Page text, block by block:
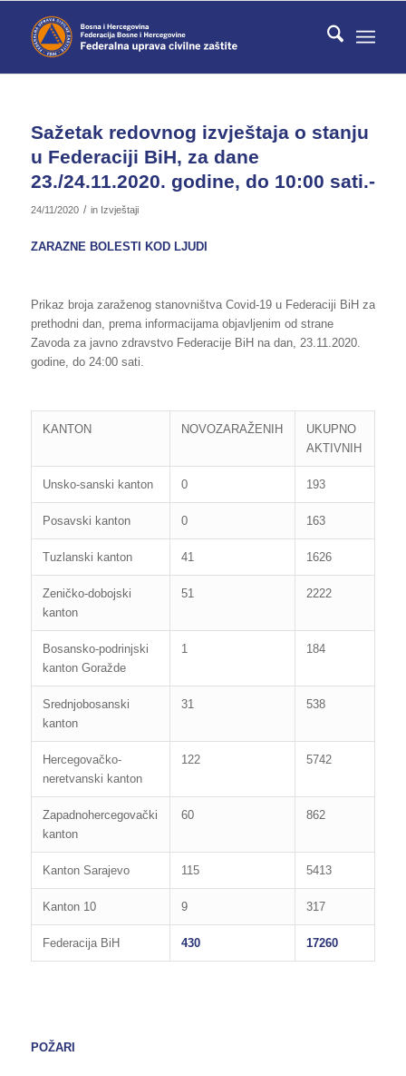
Sažetak redovnog izvještaja o stanju
u Federaciji BiH, za dane
23./24.11.2020. godine, do 10:00 sati.-
24/11/2020 / in Izvještaji
ZARAZNE BOLESTI KOD LJUDI
Prikaz broja zaraženog stanovništva Covid-19 u Federaciji BiH za
prethodni dan, prema informacijama objavljenim od strane
Zavoda za javno zdravstvo Federacije BiH na dan, 23.11.2020.
godine, do 24:00 sati.
KANTON NOVOZARAŽENIH
UKUPNO
AKTIVNIH
Unsko-sanski kanton 0 193
Posavski kanton 0 163
Tuzlanski kanton 41 1626
Zeničko-dobojski
kanton
51 2222
Bosansko-podrinjski
kanton Goražde
1 184
Srednjobosanski
kanton
31 538
Hercegovačko-
neretvanski kanton
122 5742
Zapadnohercegovački
kanton
60 862
Kanton Sarajevo 115 5413
Kanton 10 9 317
Federacija BiH 430 17260
POŽARI